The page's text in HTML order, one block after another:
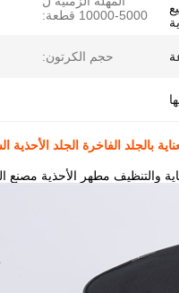
5000-10000 قطعة:
حجم الكرتون:
بالجلد الفاخرة الجلد
والتنظيف مطهر الأحذية مصنع